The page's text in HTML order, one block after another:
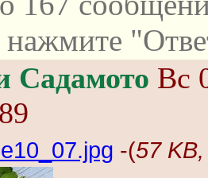
нажмите
Садамото Вс
-(57